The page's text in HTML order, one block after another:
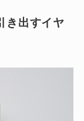
き出すイヤ